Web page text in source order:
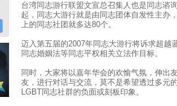
台湾同志游行联盟文宣总召集人也是同志谘
起，同志大游行就是由同志团体自发性主办
上的同志社团就多达80个。
迈入第五届的2007年同志大游行将诉求超越
同志婚姻法等同志平权相关立法作目标。
同时，大家将以嘉年华会的欢愉气氛，伸出
友，进行对话与交流，莫不是希望透过多元
LGBT同志社群的负面或刻板印象。